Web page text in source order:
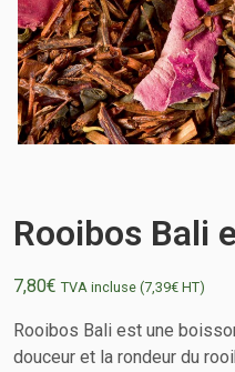
Rooibos Bali
7,80€ TVA incluse (7,39€ HT)
Rooibos Bali est une
douceur et la rondeur du